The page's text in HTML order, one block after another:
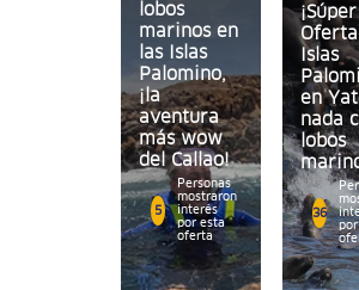
lobos
marinos en
las Islas
Palomino,
¡la
aventura
más wow
del Callao!
5
Personas
mostraron
interés
por esta
oferta
¡Súper
Islas
en
nada
lobos
36
por